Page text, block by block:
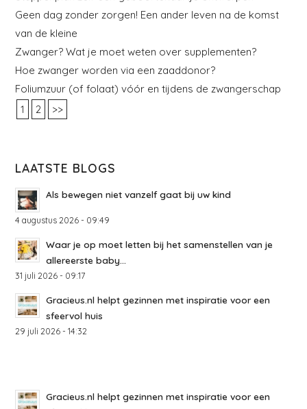
Geen dag zonder zorgen! Een ander leven na de komst
van de kleine
Zwanger? Wat je moet weten over supplementen?
Hoe zwanger worden via een zaaddonor?
Foliumzuur (of folaat) vóór en tijdens de zwangerschap
1
2 >>
LAATSTE BLOGS
Als bewegen niet vanzelf gaat bij uw kind
4 augustus 2026 - 09:49
Waar je op moet letten bij het samenstellen van je
allereerste baby...
31 juli 2026 - 09:17
Gracieus.nl helpt gezinnen met inspiratie voor een
sfeervol huis
29 juli 2026 - 14:32
Gracieus.nl helpt gezinnen met inspiratie voor een